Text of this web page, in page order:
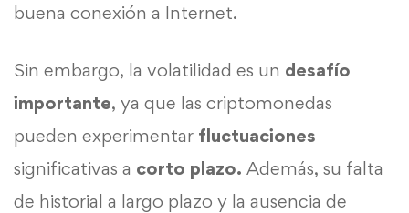
buena conexión a Internet.
Sin embargo, la volatilidad es un desafío
importante, ya que las criptomonedas
pueden experimentar fluctuaciones
significativas a corto plazo. Además, su falta
de historial a largo plazo y la ausencia de